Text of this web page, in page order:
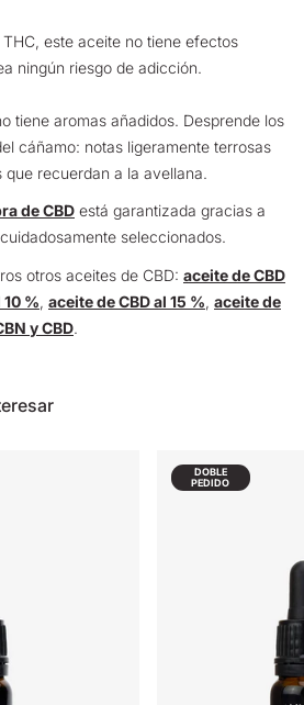
este aceite no tiene efectos
ningún riesgo de adicción.
tiene aromas añadidos. Desprende los
cáñamo: notas ligeramente terrosas
recuerdan a la avellana.
de CBD está garantizada gracias a
seleccionados.
otros aceites de CBD: aceite de CBD
%, aceite de CBD al 15 %, aceite de
y CBD.
DOBLE
PEDIDO